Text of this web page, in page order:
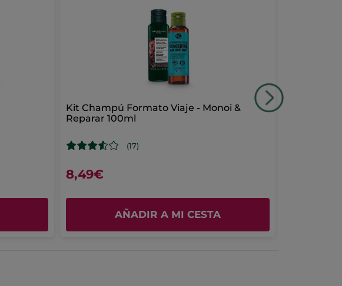
Kit Champú Formato Viaje - Monoi &
Reparar 100ml
(17)
8,49€
AÑADIR A MI CESTA